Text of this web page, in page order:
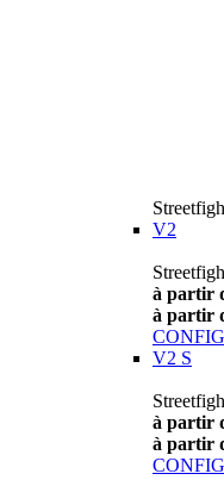
V2
à partir
à partir
V2 S
à partir
à partir